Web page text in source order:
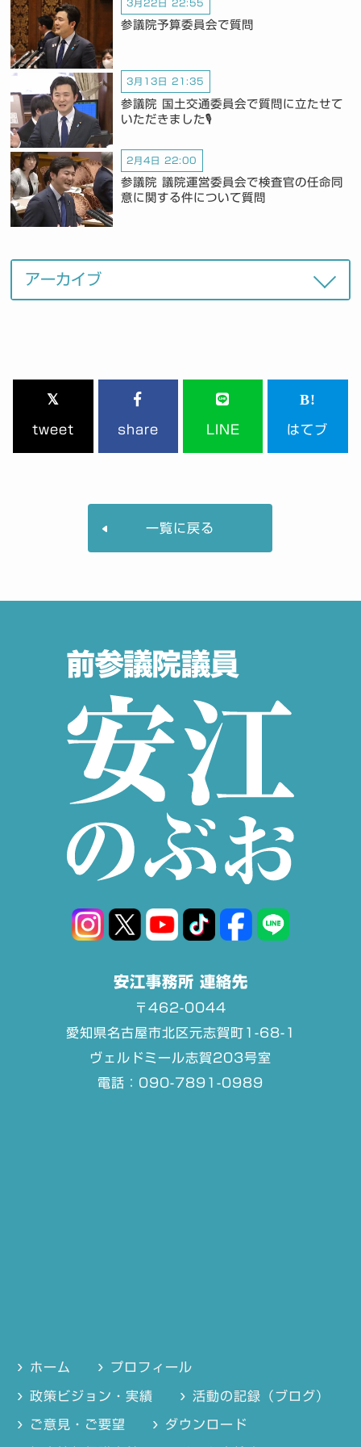
3月22日 22:55
参議院予算委員会で質問
3月13日 21:35
参議院 国土交通委員会で質問に立たせて
いただきました🎙️
2月4日 22:00
参議院 議院運営委員会で検査官の任命同
意に関する件について質問
tweet share LINE はてブ
一覧に戻る
安江事務所 連絡先
〒462-0044
愛知県名古屋市北区元志賀町1-68-1
ヴェルドミール志賀203号室
電話：090-7891-0989
ホーム プロフィール
政策ビジョン・実績 活動の記録（ブログ）
ご意見・ご要望 ダウンロード